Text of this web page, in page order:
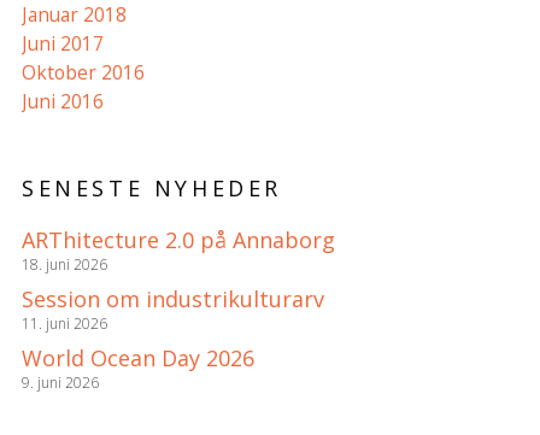
Januar 2018
Juni 2017
Oktober 2016
Juni 2016
SENESTE NYHEDER
ARThitecture 2.0 på Annaborg
18. juni 2026
Session om industrikulturarv
11. juni 2026
World Ocean Day 2026
9. juni 2026